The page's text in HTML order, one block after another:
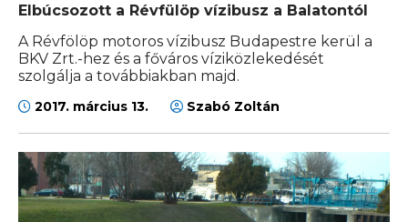
Elbúcsozott a Révfülöp vízibusz a Balatontól
A Révfölöp motoros vízibusz Budapestre kerül a
BKV Zrt.-hez és a főváros víziközlekedését
szolgálja a továbbiakban majd.
2017. március 13. Szabó Zoltán